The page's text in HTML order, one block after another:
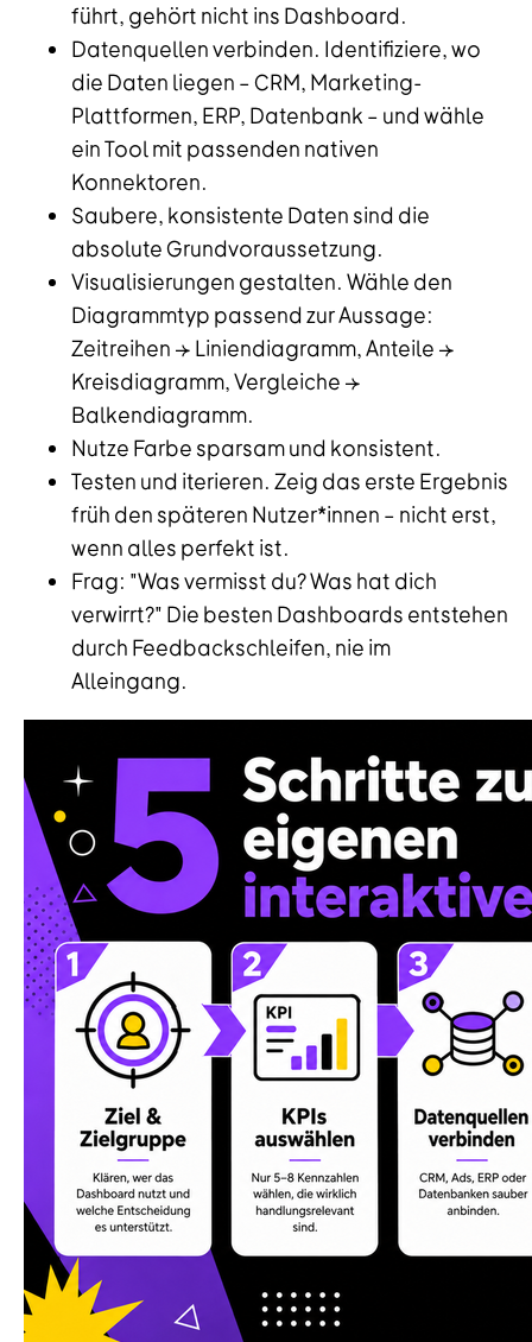
führt, gehört nicht ins Dashboard.
Datenquellen verbinden. Identifiziere, wo
die Daten liegen – CRM, Marketing-
Plattformen, ERP, Datenbank – und wähle
ein Tool mit passenden nativen
Konnektoren.
Saubere, konsistente Daten sind die
absolute Grundvoraussetzung.
Visualisierungen gestalten. Wähle den
Diagrammtyp passend zur Aussage:
Zeitreihen → Liniendiagramm, Anteile →
Kreisdiagramm, Vergleiche →
Balkendiagramm.
Nutze Farbe sparsam und konsistent.
Testen und iterieren. Zeig das erste Ergebnis
früh den späteren Nutzer*innen – nicht erst,
wenn alles perfekt ist.
Frag: "Was vermisst du? Was hat dich
verwirrt?" Die besten Dashboards entstehen
durch Feedbackschleifen, nie im
Alleingang.